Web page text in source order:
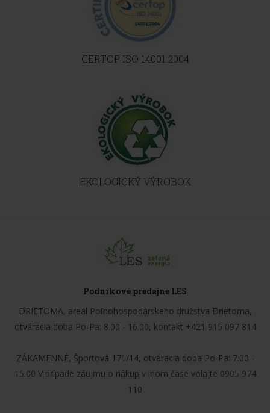
CERTOP ISO 14001:2004
EKOLOGICKÝ VÝROBOK
Podnikové predajne LES
DRIETOMA, areál Poľnohospodárskeho družstva Drietoma,
otváracia doba Po-Pa: 8.00 - 16.00, kontakt +421 915 097 814
ZÁKAMENNÉ, Športová 171/14, otváracia doba Po-Pa: 7.00 -
15.00 V prípade záujmu o nákup v inom čase volajte 0905 974
110